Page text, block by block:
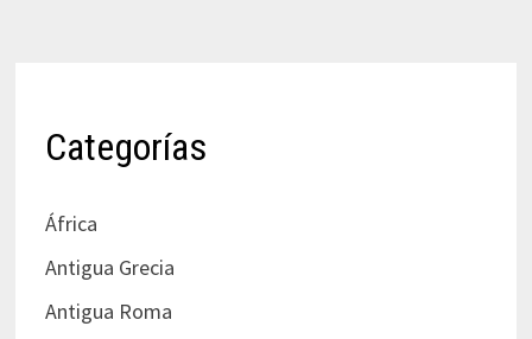
Categorías
África
Antigua Grecia
Antigua Roma